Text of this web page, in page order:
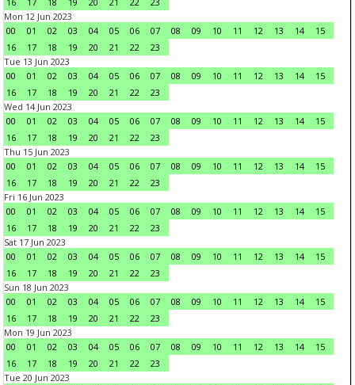
Mon 12 Jun 2023
00
01 02 03 04 05 06 07 08 09 10 11 12 13 14
15
16
17 18 19 20 21 22
23
Tue 13 Jun 2023
00
01 02 03 04 05 06 07 08 09 10 11 12 13 14
15
16
17 18 19 20 21 22
23
Wed 14 Jun 2023
00
01 02 03 04 05 06 07 08 09 10 11 12 13 14
15
16
17 18 19 20 21 22
23
Thu 15 Jun 2023
00
01 02 03 04 05 06 07 08 09 10 11 12 13 14
15
16
17 18 19 20 21 22
23
Fri 16 Jun 2023
00
01 02 03 04 05 06 07 08 09 10 11 12 13 14
15
16
17 18 19 20 21 22
23
Sat 17 Jun 2023
00
01 02 03 04 05 06 07 08 09 10 11 12 13 14
15
16
17 18 19 20 21 22
23
Sun 18 Jun 2023
00
01 02 03 04 05 06 07 08 09 10 11 12 13 14
15
16
17 18 19 20 21 22
23
Mon 19 Jun 2023
00
01 02 03 04 05 06 07 08 09 10 11 12 13 14
15
16
17 18 19 20 21 22
23
Tue 20 Jun 2023